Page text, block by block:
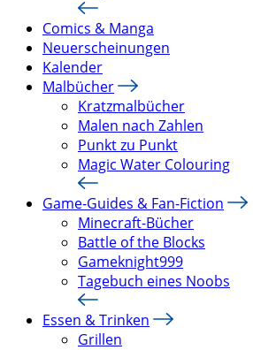
Comics & Manga
Neuerscheinungen
Kalender
Malbücher
Kratzmalbücher
Malen nach Zahlen
Punkt zu Punkt
Magic Water Colouring
Game-Guides & Fan-Fiction
Minecraft-Bücher
Battle of the Blocks
Gameknight999
Tagebuch eines Noobs
Essen & Trinken
Grillen